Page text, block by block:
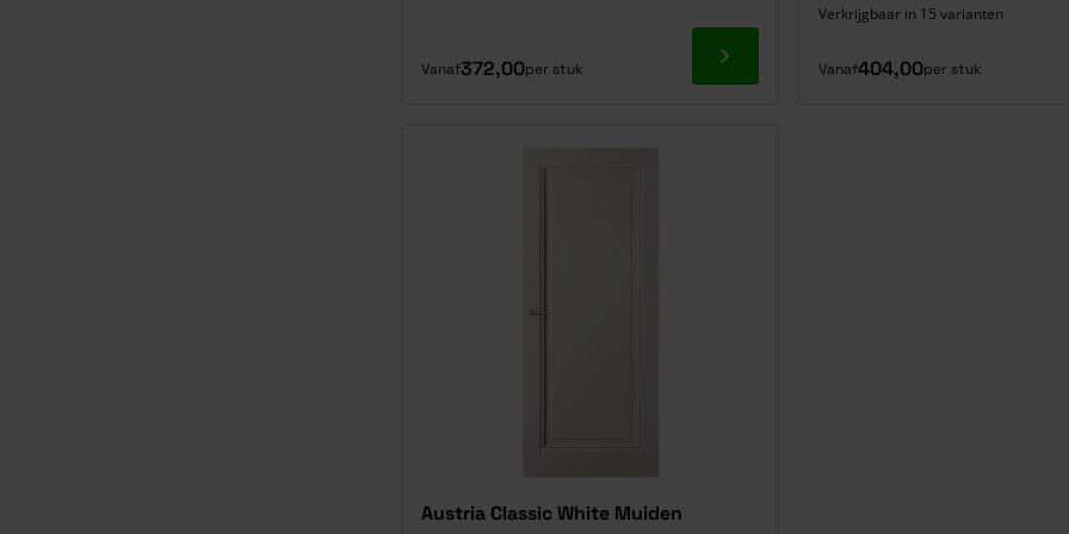
Vanaf372,00per stuk Ga naar product
Verkrijgbaar in 15 varianten
Vanaf404,00per stuk
Austria Classic White Muiden